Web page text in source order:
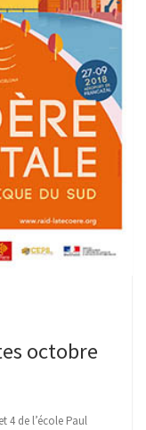
octobre
4 de l’école Paul